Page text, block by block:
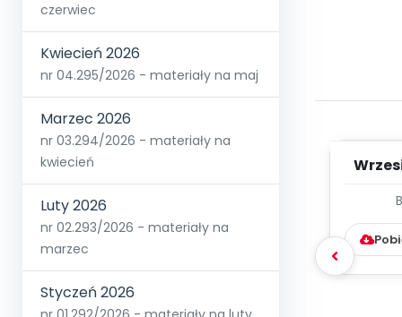
czerwiec
Kwiecień 2026
nr 04.295/2026 - materiały na maj
Marzec 2026
nr 03.294/2026 - materiały na
kwiecień
Luty 2026
nr 02.293/2026 - materiały na
marzec
Styczeń 2026